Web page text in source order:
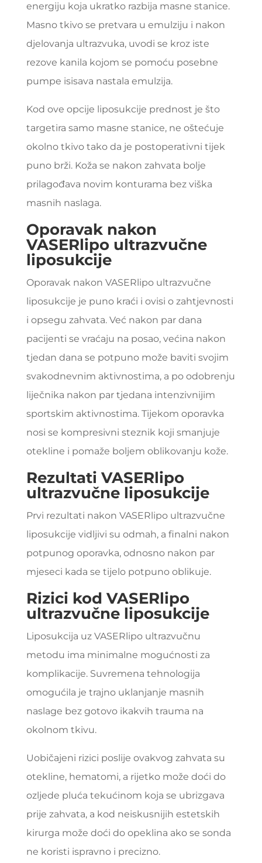
energiju koja ukratko razbija masne stanice.
Masno tkivo se pretvara u emulziju i nakon
djelovanja ultrazvuka, uvodi se kroz iste
rezove kanila kojom se pomoću posebne
pumpe isisava nastala emulzija.
Kod ove opcije liposukcije prednost je što
targetira samo masne stanice, ne oštećuje
okolno tkivo tako da je postoperativni tijek
puno brži. Koža se nakon zahvata bolje
prilagođava novim konturama bez viška
masnih naslaga.
Oporavak nakon
VASERlipo ultrazvučne
liposukcije
Oporavak nakon VASERlipo ultrazvučne
liposukcije je puno kraći i ovisi o zahtjevnosti
i opsegu zahvata. Već nakon par dana
pacijenti se vraćaju na posao, većina nakon
tjedan dana se potpuno može baviti svojim
svakodnevnim aktivnostima, a po odobrenju
liječnika nakon par tjedana intenzivnijim
sportskim aktivnostima. Tijekom oporavka
nosi se kompresivni steznik koji smanjuje
otekline i pomaže boljem oblikovanju kože.
Rezultati VASERlipo
ultrazvučne liposukcije
Prvi rezultati nakon VASERlipo ultrazvučne
liposukcije vidljivi su odmah, a finalni nakon
potpunog oporavka, odnosno nakon par
mjeseci kada se tijelo potpuno oblikuje.
Rizici kod VASERlipo
ultrazvučne liposukcije
Liposukcija uz VASERlipo ultrazvučnu
metodu ima minimalne mogućnosti za
komplikacije. Suvremena tehnologija
omogućila je trajno uklanjanje masnih
naslage bez gotovo ikakvih trauma na
okolnom tkivu.
Uobičajeni rizici poslije ovakvog zahvata su
otekline, hematomi, a rijetko može doći do
ozljede pluća tekućinom koja se ubrizgava
prije zahvata, a kod neiskusnijih estetskih
kirurga može doći do opeklina ako se sonda
ne koristi ispravno i precizno.